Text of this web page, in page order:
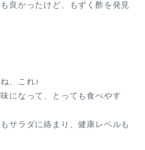
良かったけど、もずく酢を発見
、これ♪
になって、とっても食べやす
サラダに絡まり、健康レベルも